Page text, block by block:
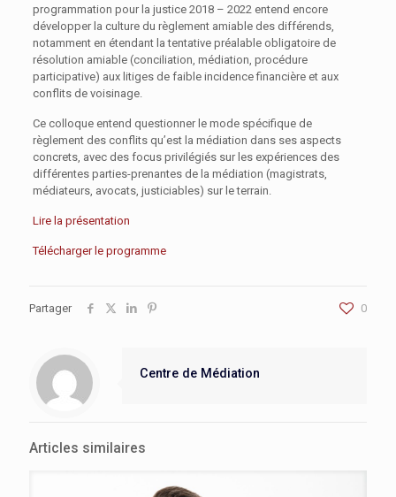
programmation pour la justice 2018 – 2022 entend encore
développer la culture du règlement amiable des différends,
notamment en étendant la tentative préalable obligatoire de
résolution amiable (conciliation, médiation, procédure
participative) aux litiges de faible incidence financière et aux
conflits de voisinage.
Ce colloque entend questionner le mode spécifique de
règlement des conflits qu’est la médiation dans ses aspects
concrets, avec des focus privilégiés sur les expériences des
différentes parties-prenantes de la médiation (magistrats,
médiateurs, avocats, justiciables) sur le terrain.
Lire la présentation
Télécharger le programme
Partager 0
Centre de Médiation
Articles similaires